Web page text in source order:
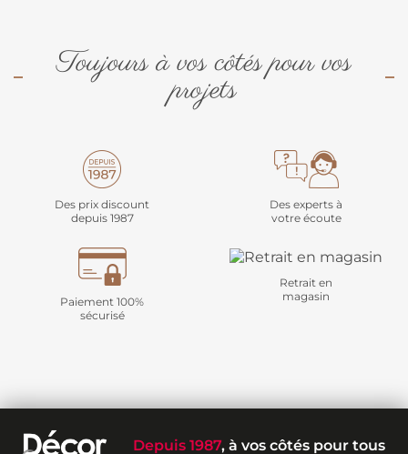
Toujours à vos côtés pour vos
projets
Des prix discount
depuis 1987
Des experts à
votre écoute
Paiement 100%
sécurisé
Retrait en
magasin
Depuis 1987, à vos côtés pour tous